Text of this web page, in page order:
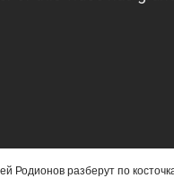
Родионов разберут по